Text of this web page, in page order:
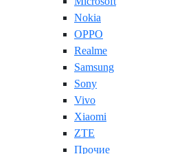
Nokia
OPPO
Realme
Samsung
Sony
Vivo
Xiaomi
ZTE
Прочие